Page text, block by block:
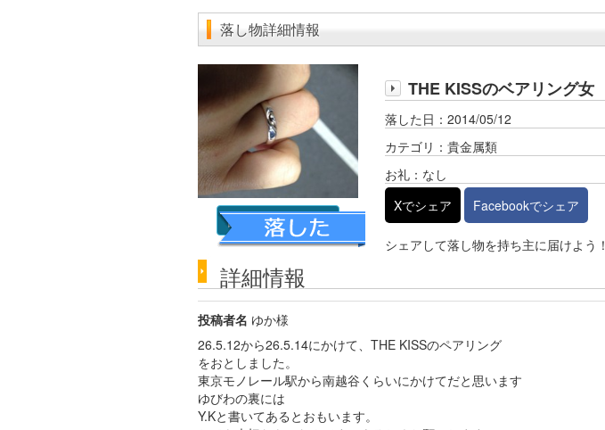
落し物詳細情報
詳細な画像を見る
THE KISSのベアリング女
落した日：2014/05/12
カテゴリ：貴金属類
お礼：なし
Xでシェア
Facebookでシェア
シェアして落し物を持ち主に届けよう！
詳細情報
投稿者名 ゆか様
26.5.12から26.5.14にかけて、THE KISSのペアリング
をおとしました。
東京モノレール駅から南越谷くらいにかけてだと思います
ゆびわの裏には
Y.Kと書いてあるとおもいます。